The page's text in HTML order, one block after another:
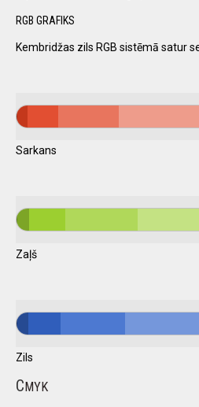
RGB GRAFIKS
Kembridžas zils RGB sistēmā satur
Sarkans
Zaļš
Zils
CMYK